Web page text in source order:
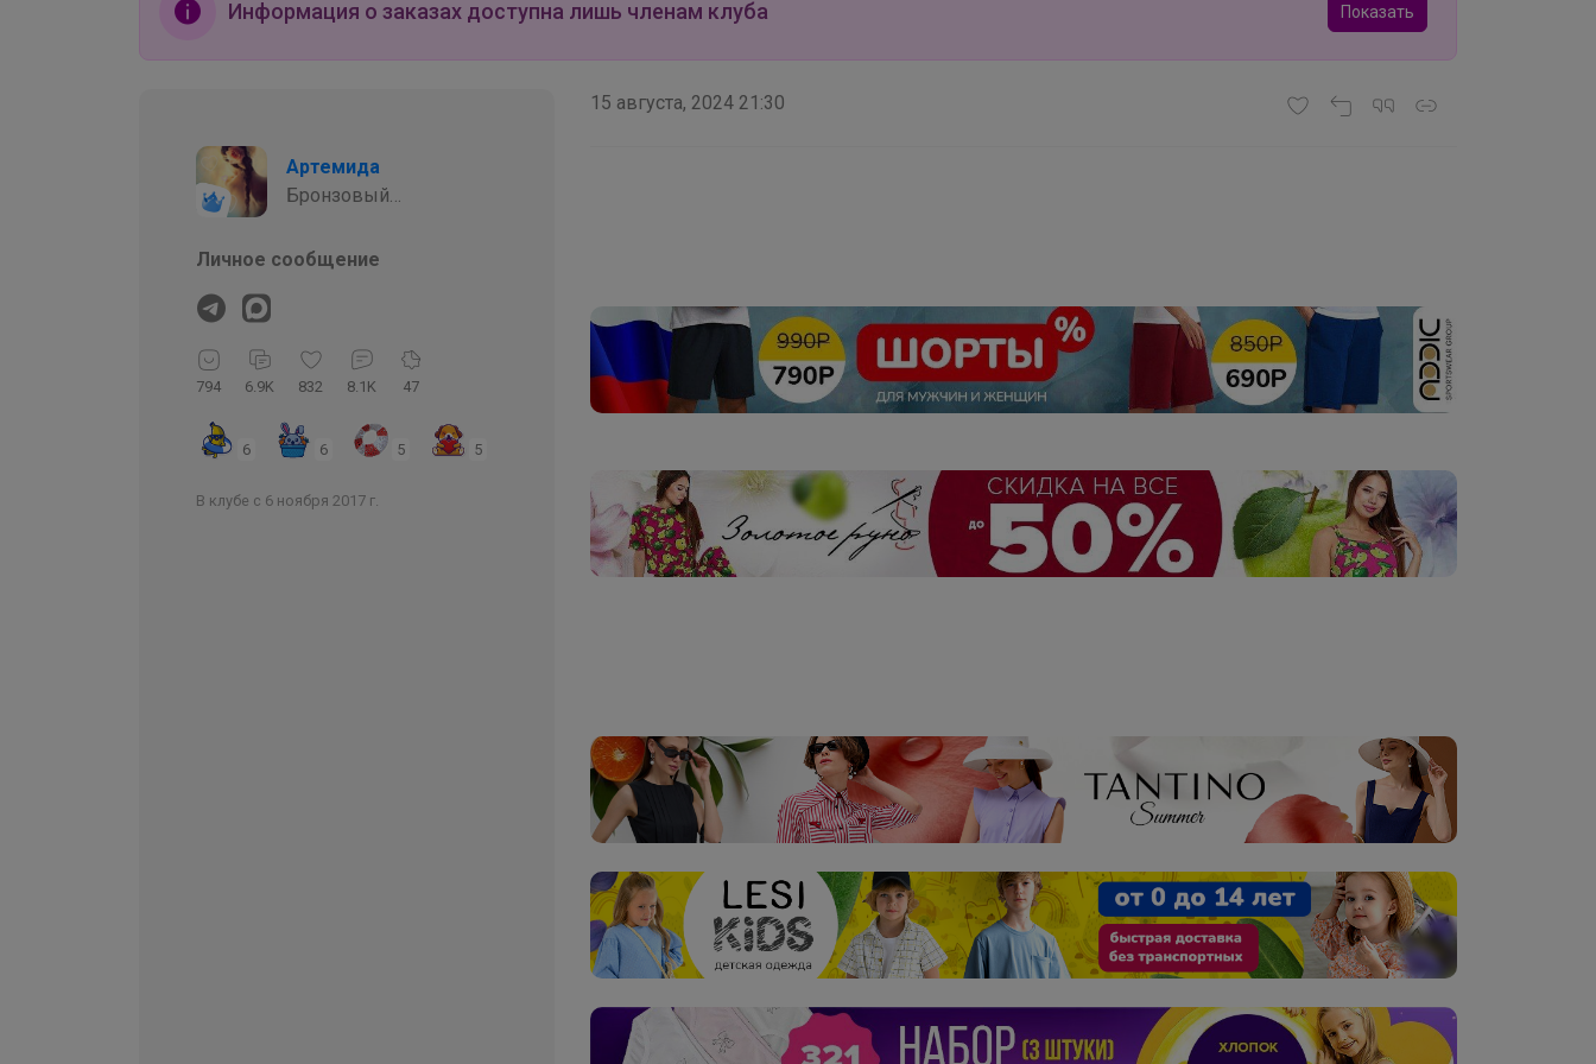
Информация о заказах доступна лишь членам клуба Показать
Артемида
Бронзовый
Личное сообщение
794 6.9K 832 8.1K 47
6 6 5 5
В клубе с 6 ноября 2017 г.
15 августа, 2024 21:30
Школьные брюки для девочки палаццо